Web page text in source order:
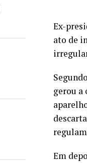
Ex-
ato de
gerou a
Em